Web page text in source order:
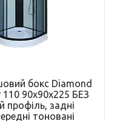
бокс Diamond
110 90x90x225 БЕЗ
профіль, задні
тоновані